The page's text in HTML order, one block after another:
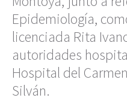
Epidemiología,
licenciada Rita
autoridades
Hospital del
Silván.